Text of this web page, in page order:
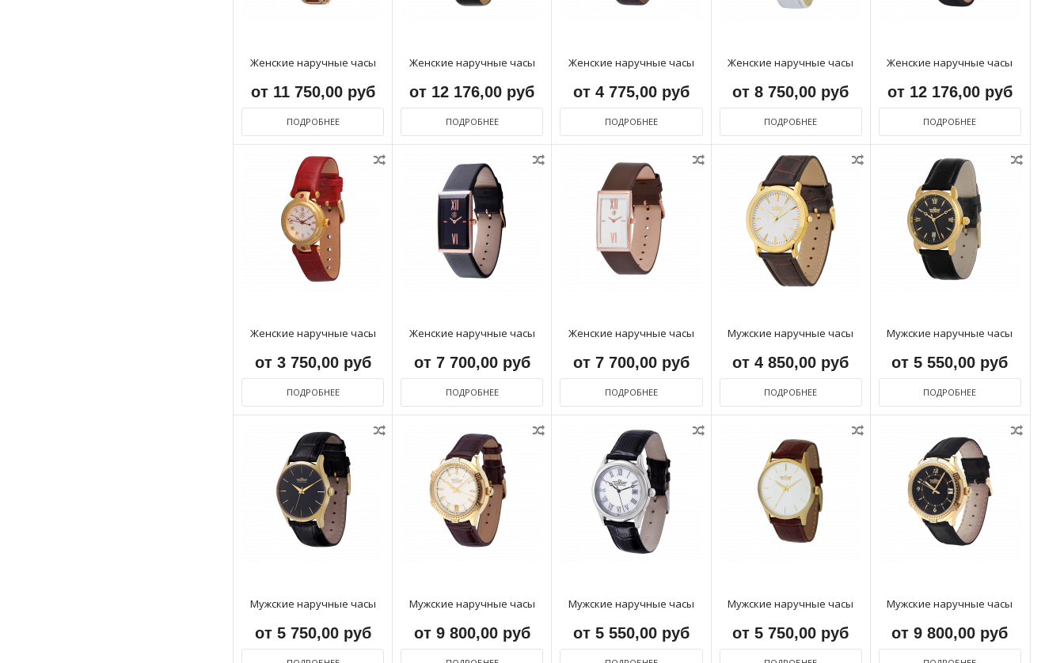
Женские наручные часы
от 11 750,00 руб
ПОДРОБНЕЕ
Женские наручные часы
от 12 176,00 руб
ПОДРОБНЕЕ
Женские наручные часы
от 4 775,00 руб
ПОДРОБНЕЕ
Женские наручные часы
от 8 750,00 руб
ПОДРОБНЕЕ
Женские наручные часы
от 12 176,00 руб
ПОДРОБНЕЕ
Женские наручные часы
от 3 750,00 руб
ПОДРОБНЕЕ
Женские наручные часы
от 7 700,00 руб
ПОДРОБНЕЕ
Женские наручные часы
от 7 700,00 руб
ПОДРОБНЕЕ
Мужские наручные часы
от 4 850,00 руб
ПОДРОБНЕЕ
Мужские наручные часы
от 5 550,00 руб
ПОДРОБНЕЕ
Мужские наручные часы
от 5 750,00 руб
Мужские наручные часы
от 9 800,00 руб
Мужские наручные часы
от 5 550,00 руб
Мужские наручные часы
от 5 750,00 руб
Мужские наручные часы
от 9 800,00 руб